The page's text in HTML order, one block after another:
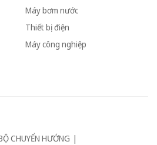
Máy bơm nước
Thiết bị điện
Máy công nghiệp
CHUYỂN HƯỚNG